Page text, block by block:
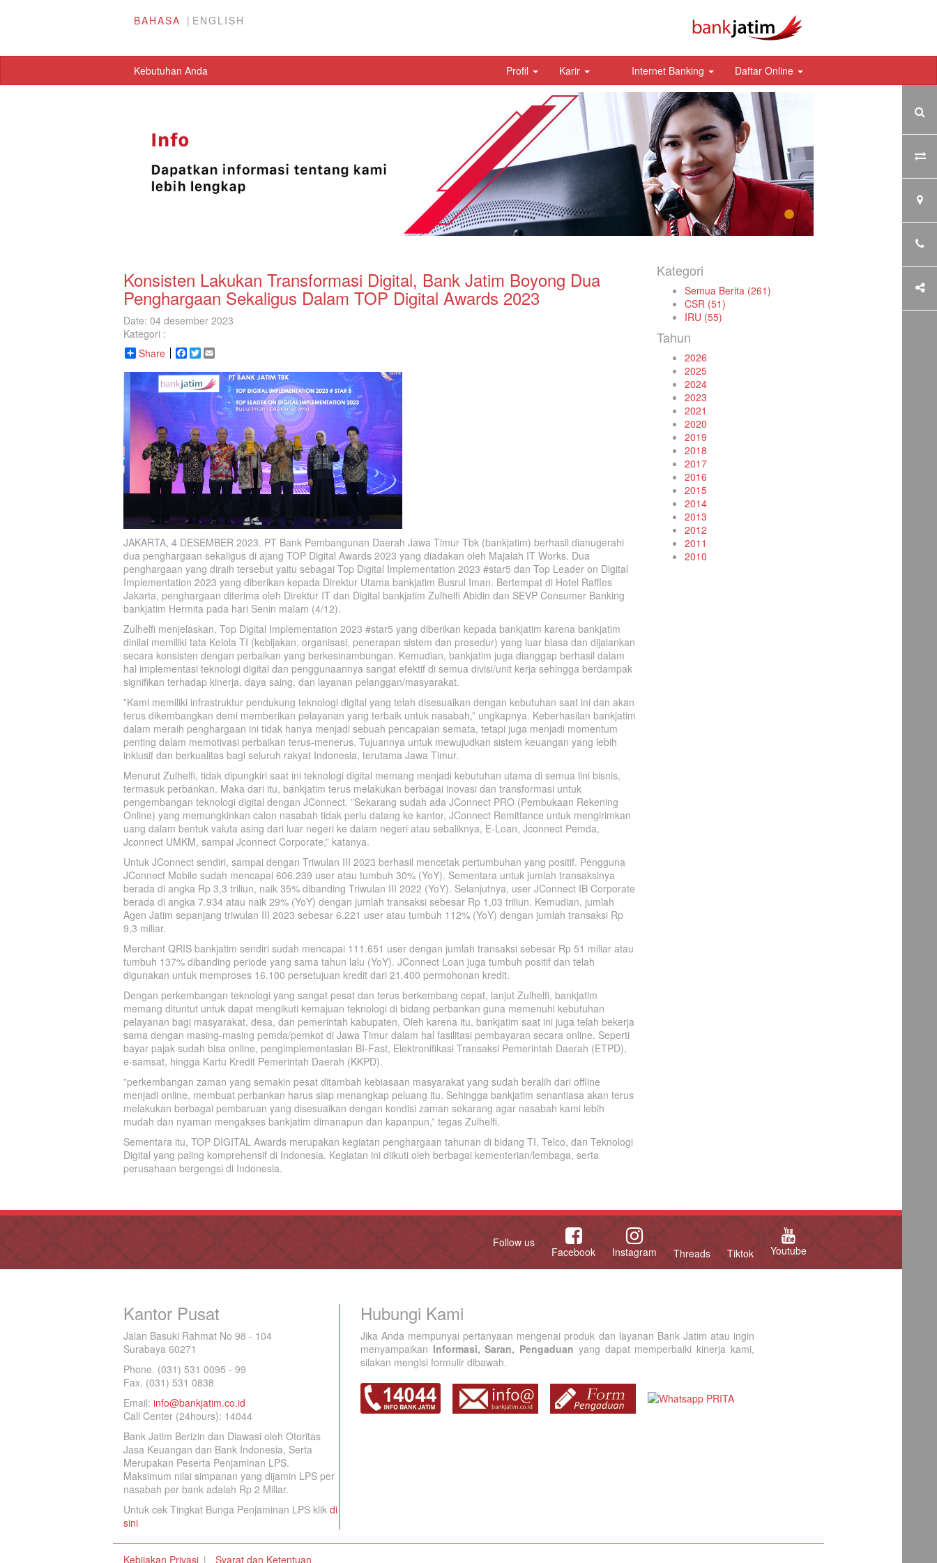
BAHASA ENGLISH
Kebutuhan Anda Profil Karir Internet Banking Daftar Online
Konsisten Lakukan Transformasi Digital, Bank Jatim Boyong Dua
Penghargaan Sekaligus Dalam TOP Digital Awards 2023
Date: 04 desember 2023
Kategori :
Share
Facebook
Twitter
JAKARTA, 4 DESEMBER 2023. PT Bank Pembangunan Daerah Jawa Timur Tbk (bankjatim) berhasil dianugerahi
dua penghargaan sekaligus di ajang TOP Digital Awards 2023 yang diadakan oleh Majalah IT Works. Dua
penghargaan yang diraih tersebut yaitu sebagai Top Digital Implementation 2023 #star5 dan Top Leader on Digital
Implementation 2023 yang diberikan kepada Direktur Utama bankjatim Busrul Iman. Bertempat di Hotel Raffles
Jakarta, penghargaan diterima oleh Direktur IT dan Digital bankjatim Zulhelfi Abidin dan SEVP Consumer Banking
bankjatim Hermita pada hari Senin malam (4/12).
Zulhelfi menjelaskan, Top Digital Implementation 2023 #star5 yang diberikan kepada bankjatim karena bankjatim
dinilai memiliki tata Kelola TI (kebijakan, organisasi, penerapan sistem dan prosedur) yang luar biasa dan dijalankan
secara konsisten dengan perbaikan yang berkesinambungan. Kemudian, bankjatim juga dianggap berhasil dalam
hal implementasi teknologi digital dan penggunaannya sangat efektif di semua divisi/unit kerja sehingga berdampak
signifikan terhadap kinerja, daya saing, dan layanan pelanggan/masyarakat.
”Kami memiliki infrastruktur pendukung teknologi digital yang telah disesuaikan dengan kebutuhan saat ini dan akan
terus dikembangkan demi memberikan pelayanan yang terbaik untuk nasabah,” ungkapnya. Keberhasilan bankjatim
dalam meraih penghargaan ini tidak hanya menjadi sebuah pencapaian semata, tetapi juga menjadi momentum
penting dalam memotivasi perbaikan terus-menerus. Tujuannya untuk mewujudkan sistem keuangan yang lebih
inklusif dan berkualitas bagi seluruh rakyat Indonesia, terutama Jawa Timur.
Menurut Zulhelfi, tidak dipungkiri saat ini teknologi digital memang menjadi kebutuhan utama di semua lini bisnis,
termasuk perbankan. Maka dari itu, bankjatim terus melakukan berbagai inovasi dan transformasi untuk
pengembangan teknologi digital dengan JConnect. ”Sekarang sudah ada JConnect PRO (Pembukaan Rekening
Online) yang memungkinkan calon nasabah tidak perlu datang ke kantor, JConnect Remittance untuk mengirimkan
uang dalam bentuk valuta asing dari luar negeri ke dalam negeri atau sebaliknya, E-Loan, Jconnect Pemda,
Jconnect UMKM, sampai Jconnect Corporate,” katanya.
Untuk JConnect sendiri, sampai dengan Triwulan III 2023 berhasil mencetak pertumbuhan yang positif. Pengguna
JConnect Mobile sudah mencapai 606.239 user atau tumbuh 30% (YoY). Sementara untuk jumlah transaksinya
berada di angka Rp 3,3 triliun, naik 35% dibanding Triwulan III 2022 (YoY). Selanjutnya, user JConnect IB Corporate
berada di angka 7.934 atau naik 29% (YoY) dengan jumlah transaksi sebesar Rp 1,03 triliun. Kemudian, jumlah
Agen Jatim sepanjang triwulan III 2023 sebesar 6.221 user atau tumbuh 112% (YoY) dengan jumlah transaksi Rp
9,3 miliar.
Merchant QRIS bankjatim sendiri sudah mencapai 111.651 user dengan jumlah transaksi sebesar Rp 51 miliar atau
tumbuh 137% dibanding periode yang sama tahun lalu (YoY). JConnect Loan juga tumbuh positif dan telah
digunakan untuk memproses 16.100 persetujuan kredit dari 21.400 permohonan kredit.
Dengan perkembangan teknologi yang sangat pesat dan terus berkembang cepat, lanjut Zulhelfi, bankjatim
memang dituntut untuk dapat mengikuti kemajuan teknologi di bidang perbankan guna memenuhi kebutuhan
pelayanan bagi masyarakat, desa, dan pemerintah kabupaten. Oleh karena itu, bankjatim saat ini juga telah bekerja
sama dengan masing-masing pemda/pemkot di Jawa Timur dalam hal fasilitasi pembayaran secara online. Seperti
bayar pajak sudah bisa online, pengimplementasian BI-Fast, Elektronifikasi Transaksi Pemerintah Daerah (ETPD),
e-samsat, hingga Kartu Kredit Pemerintah Daerah (KKPD).
”perkembangan zaman yang semakin pesat ditambah kebiasaan masyarakat yang sudah beralih dari offline
menjadi online, membuat perbankan harus siap menangkap peluang itu. Sehingga bankjatim senantiasa akan terus
melakukan berbagai pembaruan yang disesuaikan dengan kondisi zaman sekarang agar nasabah kami lebih
mudah dan nyaman mengakses bankjatim dimanapun dan kapanpun,” tegas Zulhelfi.
Sementara itu, TOP DIGITAL Awards merupakan kegiatan penghargaan tahunan di bidang TI, Telco, dan Teknologi
Digital yang paling komprehensif di Indonesia. Kegiatan ini diikuti oleh berbagai kementerian/lembaga, serta
perusahaan bergengsi di Indonesia.
Kategori
Semua Berita (261)
CSR (51)
IRU (55)
Tahun
2026
2025
2024
2023
2021
2020
2019
2018
2017
2016
2015
2014
2013
2012
2011
2010
Follow us
Facebook Instagram Threads Tiktok Youtube
Kantor Pusat
Jalan Basuki Rahmat No 98 - 104
Surabaya 60271
Phone. (031) 531 0095 - 99
Fax. (031) 531 0838
Email: info@bankjatim.co.id
Call Center (24hours): 14044
Bank Jatim Berizin dan Diawasi oleh Otoritas
Jasa Keuangan dan Bank Indonesia, Serta
Merupakan Peserta Penjaminan LPS.
Maksimum nilai simpanan yang dijamin LPS per
nasabah per bank adalah Rp 2 Miliar.
Untuk cek Tingkat Bunga Penjaminan LPS klik di
sini
Hubungi Kami
Jika Anda mempunyai pertanyaan mengenai produk dan layanan Bank Jatim atau ingin
menyampaikan Informasi, Saran, Pengaduan yang dapat memperbaiki kinerja kami,
silakan mengisi formulir dibawah.
Kebijakan Privasi Syarat dan Ketentuan